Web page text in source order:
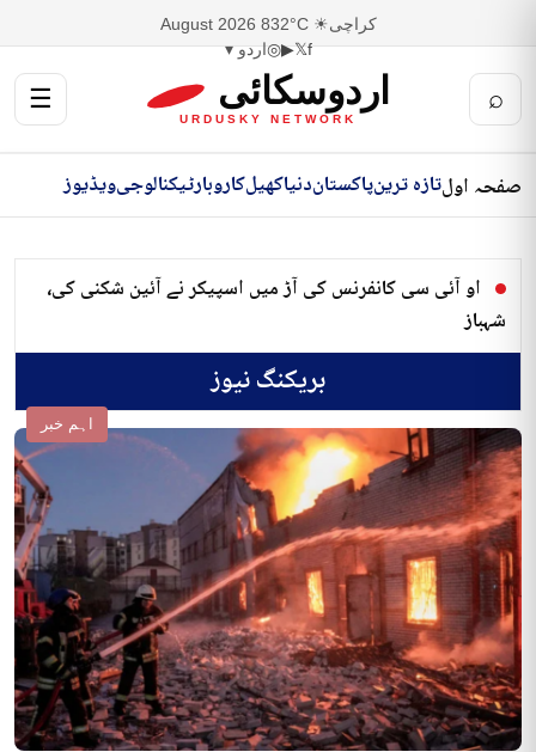
کراچی☀ 32°C
8 August 2026
f
𝕏
▶
◎اردو ▾
⌕ اردوسکائی
URDUSKY NETWORK
☰
صفحہ اولتازہ ترینپاکستاندنیاکھیلکاروبارٹیکنالوجیویڈیوز
او آئی سی کانفرنس کی آڑ میں اسپیکر نے آئین شکنی کی،
شہباز
بریکنگ نیوز
اہم خبر